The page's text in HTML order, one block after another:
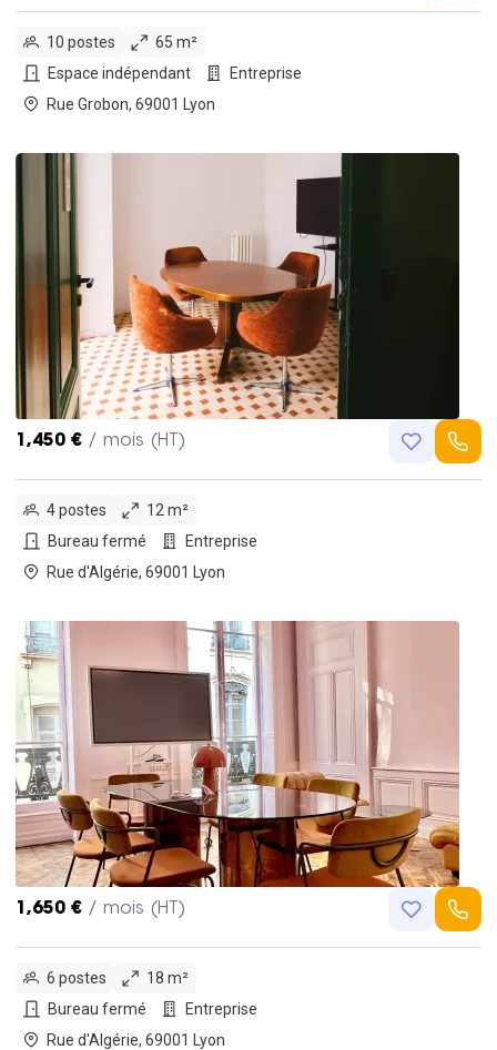
10 postes
65 m²
Espace indépendant
Entreprise
Rue Grobon, 69001 Lyon
1,450 € / mois (HT)
4 postes
12 m²
Bureau fermé
Entreprise
Rue d'Algérie, 69001 Lyon
1,650 € / mois (HT)
6 postes
18 m²
Bureau fermé
Entreprise
Rue d'Algérie, 69001 Lyon